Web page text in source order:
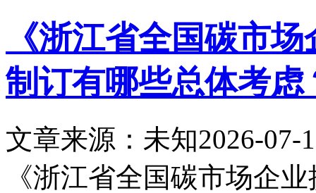
《浙江省全国碳市
制订有哪些总体考虑
文章来源：未知2026-07-
《浙江省全国碳市场企